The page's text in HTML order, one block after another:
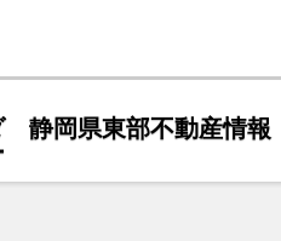
静岡県東部不動産情